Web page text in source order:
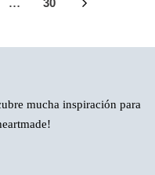
… 30
mucha inspiración para